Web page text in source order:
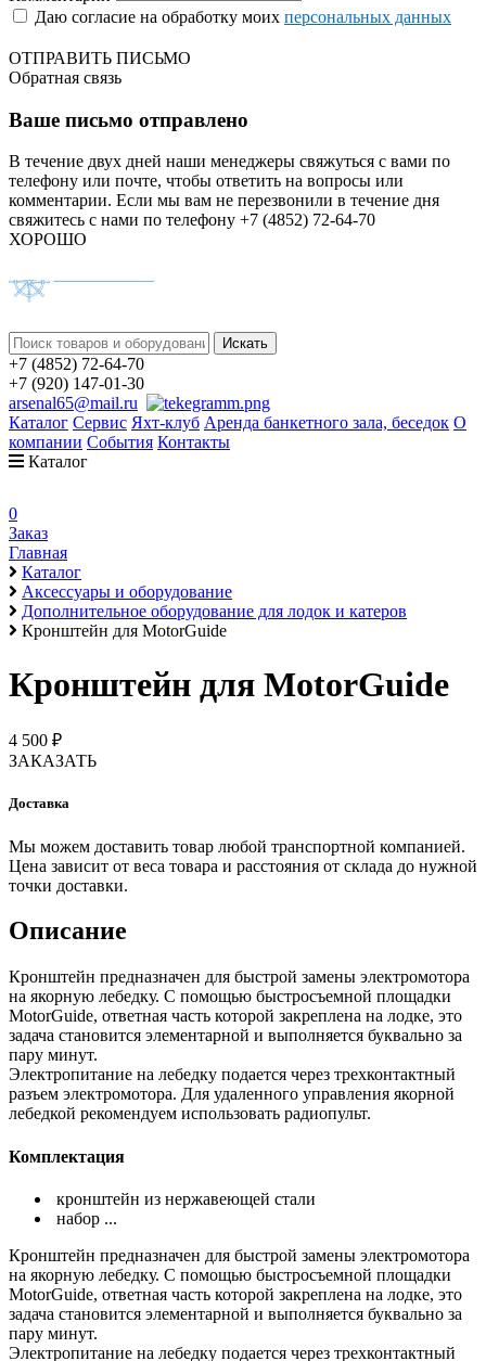
Даю согласие на обработку моих персональных данных
ОТПРАВИТЬ ПИСЬМО
Обратная связь
Ваше письмо отправлено
В течение двух дней наши менеджеры свяжуться с вами по
телефону или почте, чтобы ответить на вопросы или
комментарии. Если мы вам не перезвонили в течение дня
свяжитесь с нами по телефону +7 (4852) 72-64-70
ХОРОШО
+7 (4852) 72-64-70
+7 (920) 147-01-30
arsenal65@mail.ru
Каталог Сервис Яхт-клуб Аренда банкетного зала, беседок О
компании События Контакты
Каталог
0
Заказ
Главная
Каталог
Аксессуары и оборудование
Дополнительное оборудование для лодок и катеров
Кронштейн для MotorGuide
Кронштейн для MotorGuide
4 500 ₽
ЗАКАЗАТЬ
Доставка
Мы можем доставить товар любой транспортной компанией.
Цена зависит от веса товара и расстояния от склада до нужной
точки доставки.
Описание
Кронштейн предназначен для быстрой замены электромотора
на якорную лебедку. С помощью быстросъемной площадки
MotorGuide, ответная часть которой закреплена на лодке, это
задача становится элементарной и выполняется буквально за
пару минут.
Электропитание на лебедку подается через трехконтактный
разъем электромотора. Для удаленного управления якорной
лебедкой рекомендуем использовать радиопульт.
Комплектация
кронштейн из нержавеющей стали
набор ...
Кронштейн предназначен для быстрой замены электромотора
на якорную лебедку. С помощью быстросъемной площадки
MotorGuide, ответная часть которой закреплена на лодке, это
задача становится элементарной и выполняется буквально за
пару минут.
Электропитание на лебедку подается через трехконтактный